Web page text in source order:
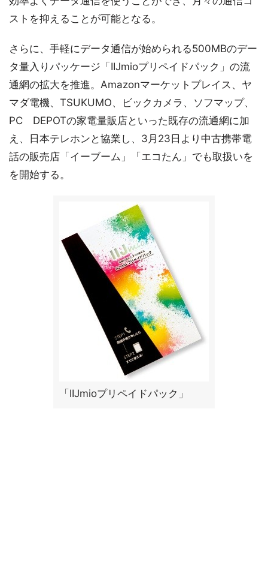
ストを抑えることが可能となる。
さらに、手軽にデータ通信が始められる500MBのデー
タ量入りパッケージ「IIJmioプリペイドパック」の流
通網の拡大を推進。Amazonマーケットプレイス、ヤ
マダ電機、TSUKUMO、ビックカメラ、ソフマップ、
PC DEPOTの家電量販店といった既存の流通網に加
え、日本テレホンと協業し、3月23日より中古携帯電
話の販売店「イーブーム」「エコたん」でも取扱いを
を開始する。
「IIJmioプリペイドパック」